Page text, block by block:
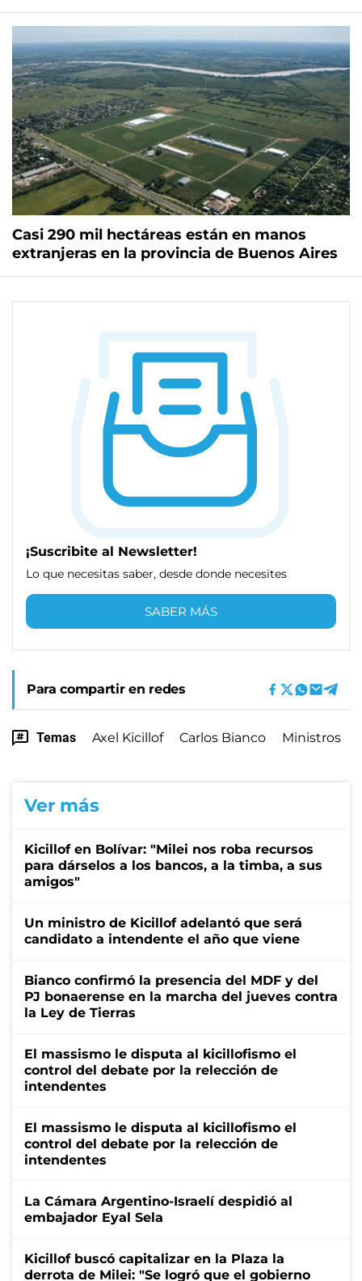
Casi 290 mil hectáreas están en manos
extranjeras en la provincia de Buenos Aires
¡Suscribite al Newsletter!
Lo que necesitas saber, desde donde necesites
SABER MÁS
Para compartir en redes
Temas Axel Kicillof Carlos Bianco Ministros
Ver más
Kicillof en Bolívar: "Milei nos roba recursos
para dárselos a los bancos, a la timba, a sus
amigos"
Un ministro de Kicillof adelantó que será
candidato a intendente el año que viene
Bianco confirmó la presencia del MDF y del
PJ bonaerense en la marcha del jueves contra
la Ley de Tierras
El massismo le disputa al kicillofismo el
control del debate por la relección de
intendentes
El massismo le disputa al kicillofismo el
control del debate por la relección de
intendentes
La Cámara Argentino-Israelí despidió al
embajador Eyal Sela
Kicillof buscó capitalizar en la Plaza la
derrota de Milei: "Se logró que el gobierno